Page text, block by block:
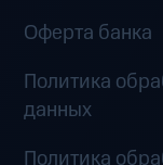
Оферта банка
Политика
данных
Политика